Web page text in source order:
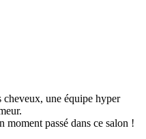
cheveux, une équipe hyper
passé dans ce salon !